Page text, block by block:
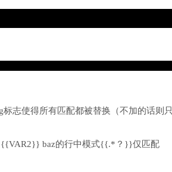
标志使得所有匹配都被替换（不加的话则只
{{VAR2}} baz的行中模式{{.*？}}仅匹配